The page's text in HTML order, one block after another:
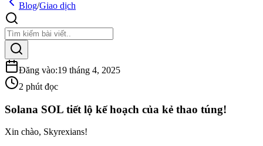
Blog/Giao dịch
Đăng vào:19 tháng 4, 2025
2 phút đọc
Solana SOL tiết lộ kế hoạch của kẻ thao túng!
Xin chào, Skyrexians!